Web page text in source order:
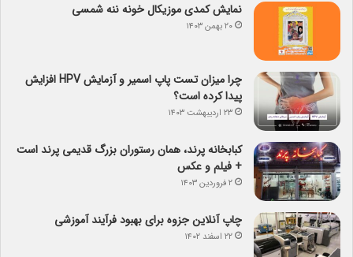
نمایش کمدی موزیکال خونه ننه شمسی
۲۰ بهمن ۱۴۰۳
چرا میزان تست پاپ اسمیر و آزمایش HPV افزایش
پیدا کرده است؟
۲۳ اردیبهشت ۱۴۰۳
کبابخانه پرند، همان رستوران بزرگ قدیمی پرند است
+ فیلم و عکس
۲ فروردین ۱۴۰۳
چاپ آنلاین جزوه برای بهبود فرآیند آموزشی
۲۲ اسفند ۱۴۰۲